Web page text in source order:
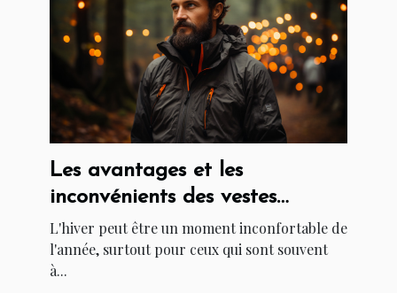
Les avantages et les
inconvénients des vestes
chauffantes
L'hiver peut être un moment inconfortable de
l'année, surtout pour ceux qui sont souvent
à...